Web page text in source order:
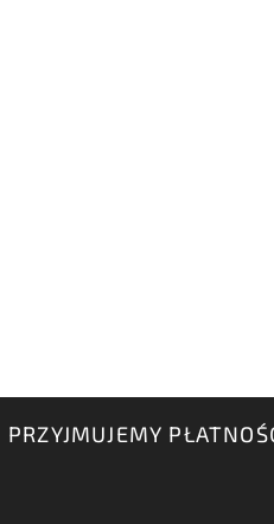
PRZYJMUJEMY